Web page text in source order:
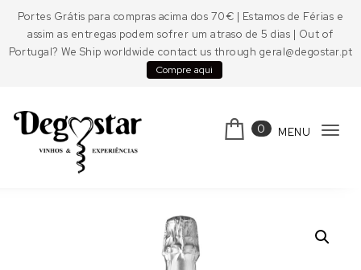
Portes Grátis para compras acima dos 70€ | Estamos de Férias e
assim as entregas podem sofrer um atraso de 5 dias | Out of
Portugal? We Ship worldwide contact us through geral@degostar.pt
Compre aqui
0 MENU